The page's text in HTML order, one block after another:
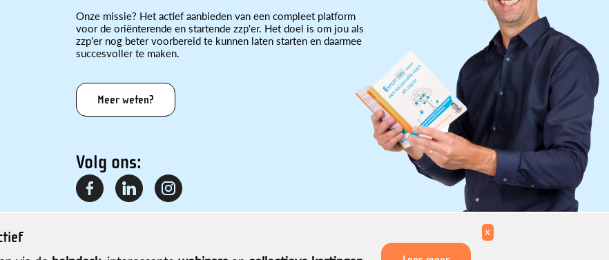
Onze missie? Het actief aanbieden van een compleet platform
voor de oriënterende en startende zzp'er. Het doel is om jou als
zzp'er nog beter voorbereid te kunnen laten starten en daarmee
succesvoller te maken.
Meer weten?
Volg ons:
x